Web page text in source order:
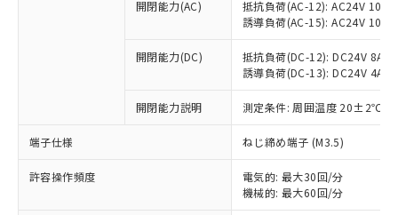
開閉能力(AC)
抵抗負荷(AC-12): AC24V 10A/
誘導負荷(AC-15): AC24V
開閉能力(DC)
抵抗負荷(DC-12): DC24V 8A/
誘導負荷(DC-13): DC24V 4A/
開閉能力説明 測定条件: 周囲温度 20±2℃、
端子仕様 ねじ締め端子 (M3.5)
許容操作頻度
電気的: 最大30回/分
機械的: 最大60回/分
本サービスの対象外となる商品もある
ことをご了承ください。
在庫状況および標準価格照会結果は、
記載している更新日時点での社内デー
タに基づき作成されるものであり、閲
覧された時点での実際の在庫および標
正式な納期状況および標準価格はお客
様のお取引先、またはお客様担当のオ
ムロン制御機器販売店・当社販売員に
仕入先様の事情により、非含有部品として
いたものが、含有品と判明した場合などや
むを得ず変更することがあります。
ミウム(Cd) 100ppm以下、
六価クロム(Cr(Ⅵ)) 1000ppm以下、ポリ臭化ビフェニル
類(PBB) 1000ppm以下、ポリ臭化ジフェニルエーテル類
(PBDE) 1000ppm以下、フタル酸ビス(2-エチルヘキシ
ルベンジル（BBP） 1000ppm以下、フタル酸ジブチル
（DBP） 1000ppm以下、フタル酸ジイソブチル
「×」：最大均質材料含有率が中国RoHSの
基準値を超えていることを示します。
「－」：未確認です。当社販売部門へお問
い合わせください。
*中国RoHS10物質の基準値 (GB/T26572)：
Pb(鉛) :1000ppm、 Hg(水銀) : 1000ppm、 Cd(カドミウ
Cr(Ⅵ)(六価クロム) : 1000ppm、 PBBs(ポリ臭化ビフェ
DBP(フタル酸ジブチル) : 1000ppm、 DIBP(フタル酸ジ
イソブチル) : 1000ppm、 BBP(フタル酸ブチルベンジ
当社は、これら貴社製品のうち、外国
為替および外国貿易法に定める商品
（以下｢規制貨物等」という）を輸出
または国外への提供する場合は、日本
国政府の輸出許可(または役務取引許
可)を取得するなどの必要な手続きを
当社は規制貨物を破棄する場合は、完
全に破砕するなど、違法に輸出されな
いよう必要な手段を講じます。
一定数以上の在庫あり
一定数には満たないが在庫あり